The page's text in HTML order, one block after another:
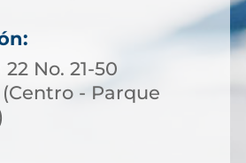
No. 21-50
- Parque